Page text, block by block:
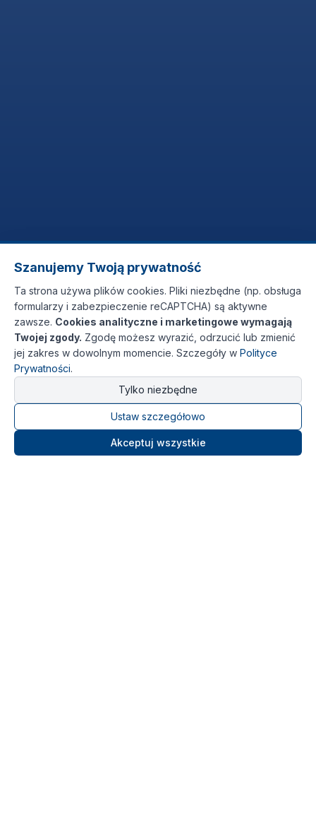
Szanujemy Twoją prywatność
Ta strona używa plików cookies. Pliki niezbędne (np. obsługa
formularzy i zabezpieczenie reCAPTCHA) są aktywne
zawsze. Cookies analityczne i marketingowe wymagają
Twojej zgody. Zgodę możesz wyrazić, odrzucić lub zmienić
jej zakres w dowolnym momencie. Szczegóły w Polityce
Prywatności.
Tylko niezbędne
Ustaw szczegółowo
Akceptuj wszystkie